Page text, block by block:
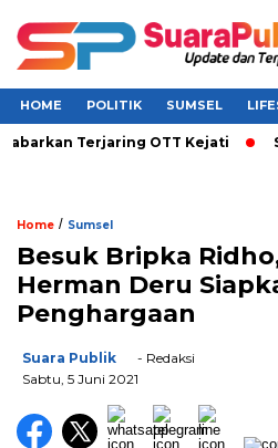
HOME POLITIK SUMSEL
Terjaring OTT Kejati
Home / Sumsel
Besuk Bripka
Herman Deru
Penghargaan
Suara Publik
- Redaksi
Sabtu, 5 Juni 2021